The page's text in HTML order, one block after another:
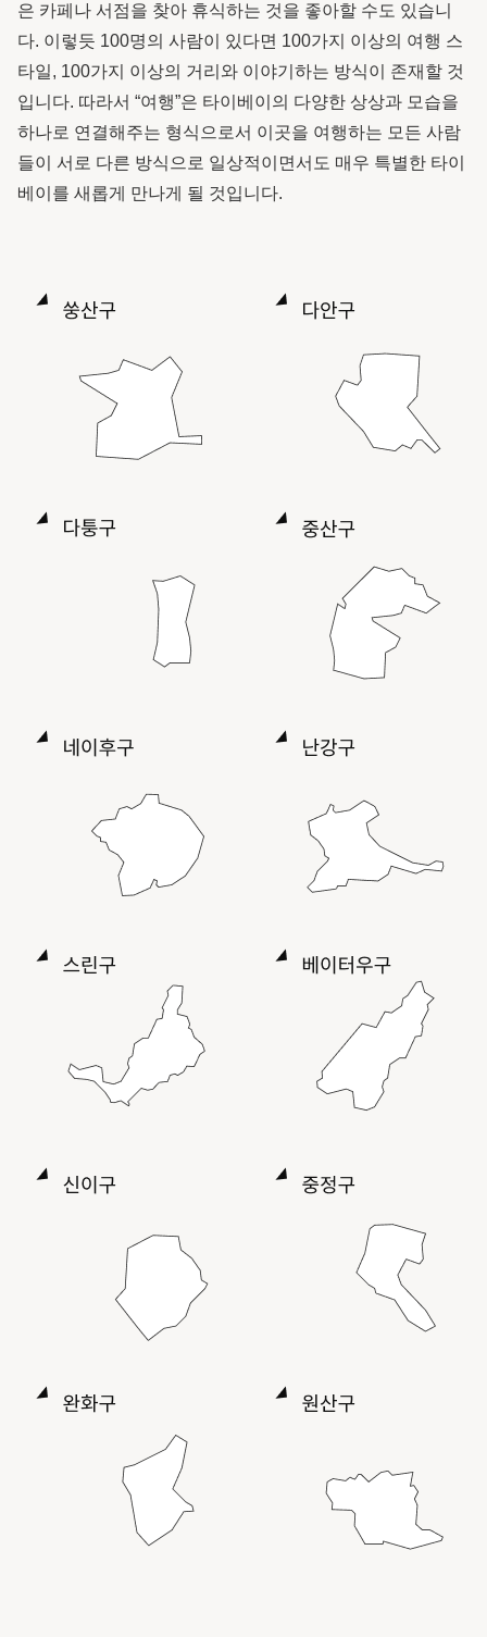
은 카페나 서점을 찾아 휴식하는 것을 좋아할 수도 있습니
다. 이렇듯 100명의 사람이 있다면 100가지 이상의 여행 스
타일, 100가지 이상의 거리와 이야기하는 방식이 존재할 것
입니다. 따라서 “여행”은 타이베이의 다양한 상상과 모습을
하나로 연결해주는 형식으로서 이곳을 여행하는 모든 사람
들이 서로 다른 방식으로 일상적이면서도 매우 특별한 타이
베이를 새롭게 만나게 될 것입니다.